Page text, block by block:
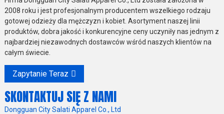
2008 roku i jest profesjonalnym producentem wszelkiego rodzaju
gotowej odzieży dla mężczyzn i kobiet. Asortyment naszej linii
produktów, dobra jakość i konkurencyjne ceny uczyniły nas jednym z
najbardziej niezawodnych dostawców wśród naszych klientów na
całym świecie.
Zapytanie Teraz
SKONTAKTUJ SIĘ Z NAMI
Dongguan City Salati Apparel Co., Ltd